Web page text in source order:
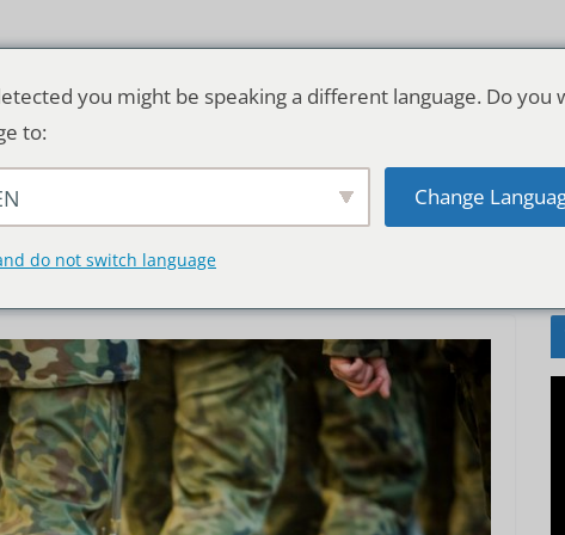
& WELT
you might be speaking a different language. Do you
to:
Change
do not switch language